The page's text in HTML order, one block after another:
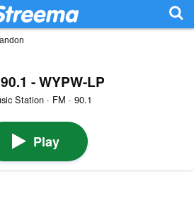
- WYPW-LP
Station · FM · 90.1
Play